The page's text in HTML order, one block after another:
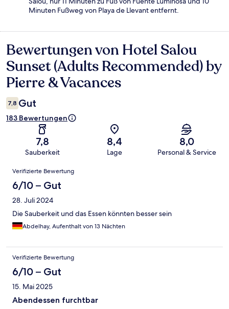
Minuten Fußweg von Playa de Llevant entfernt.
Bewertungen
Bewertungen von Hotel Salou
Sunset (Adults Recommended) by
Pierre & Vacances
7,8 Gut
183 Bewertungen
7,8
Sauberkeit
8,4
Lage
8,0
Personal & Service
Bewertungen
Verifizierte Bewertung
6/10 – Gut
28. Juli 2024
Die Sauberkeit und das Essen könnten besser sein
Abdelhay, Aufenthalt von 13 Nächten
Verifizierte Bewertung
6/10 – Gut
15. Mai 2025
Abendessen furchtbar